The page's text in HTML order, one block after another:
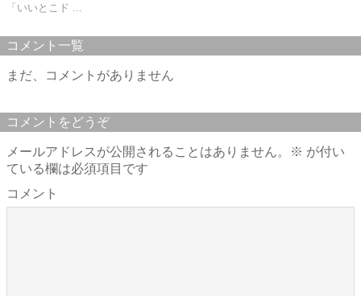
「いいとこド ...
コメント一覧
まだ、コメントがありません
コメントをどうぞ
メールアドレスが公開されることはありません。 ※ が付い
ている欄は必須項目です
コメント